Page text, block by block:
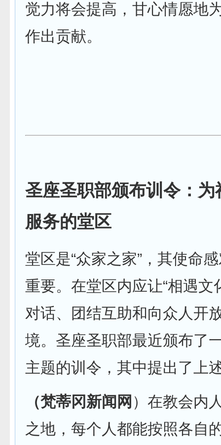
觉力将会提高，甘心情愿地
作出贡献。
圣座圣职部颁布训令：为
服务的堂区
堂区是“众家之家”，其使命
重要。在堂区内应让“相遇文
对话、团结互助和向众人开
境。圣座圣职部最近颁布了
主题的训令，其中提出了上
（梵蒂冈新闻网 ）在教会内
之地，每个人都能按照各自